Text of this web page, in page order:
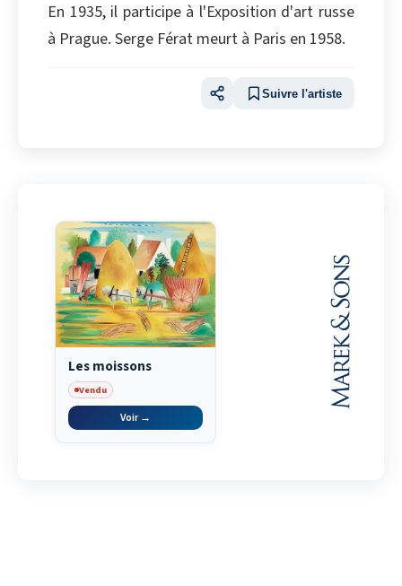
En 1935, il participe à l'Exposition d'art russe
à Prague. Serge Férat meurt à Paris en 1958.
Suivre l'artiste
Les moissons
Vendu
Voir →